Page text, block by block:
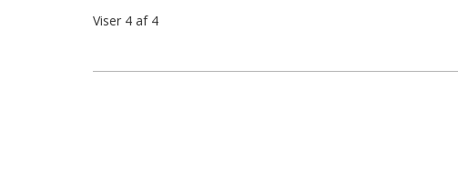
Viser 4 af 4